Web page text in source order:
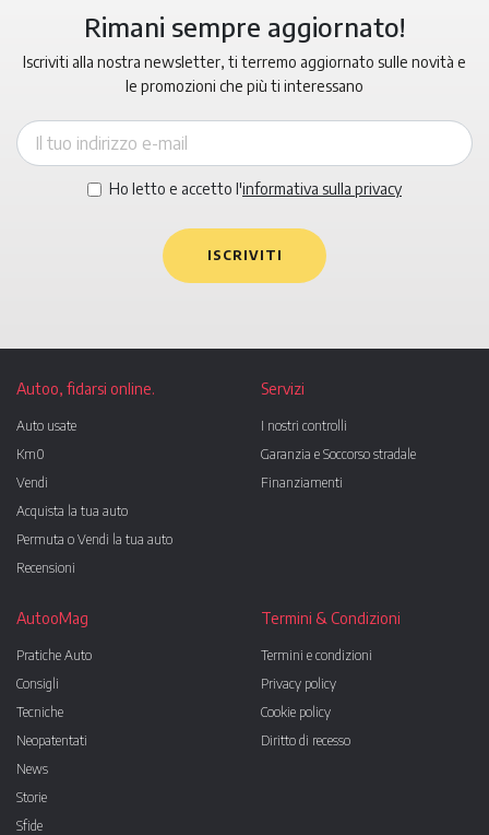
Rimani sempre aggiornato!
Iscriviti alla nostra newsletter, ti terremo aggiornato sulle novità e
le promozioni che più ti interessano
Ho letto e accetto l'informativa sulla privacy
ISCRIVITI
Autoo, fidarsi online.
Auto usate
Km0
Vendi
Acquista la tua auto
Permuta o Vendi la tua auto
Recensioni
Servizi
I nostri controlli
Garanzia e Soccorso stradale
Finanziamenti
AutooMag
Pratiche Auto
Consigli
Tecniche
Neopatentati
News
Storie
Sfide
Termini & Condizioni
Termini e condizioni
Privacy policy
Cookie policy
Diritto di recesso